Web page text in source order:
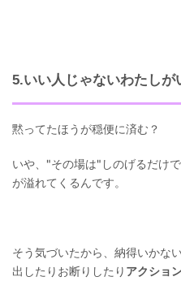
5.いい人じゃないわたしが
黙ってたほうが穏便に済む？
いや、"その場は"しのげるだけ
が溢れてくるんです。
そう気づいたから、納得いかな
出したりお断りしたり アクショ